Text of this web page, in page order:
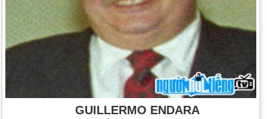
GUILLERMO ENDARA